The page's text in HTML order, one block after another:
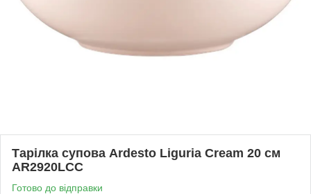
Тарілка супова Ardesto Liguria Cream 20 см
AR2920LCC
Готово до відправки